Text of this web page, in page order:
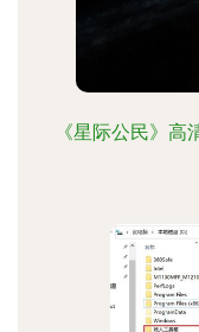
《星际公民》